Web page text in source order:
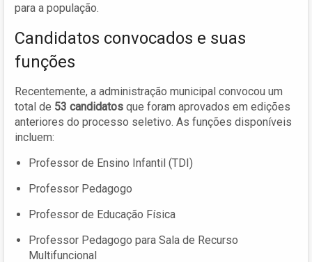
para a população.
Candidatos convocados e suas
funções
Recentemente, a administração municipal convocou um
total de 53 candidatos que foram aprovados em edições
anteriores do processo seletivo. As funções disponíveis
incluem:
Professor de Ensino Infantil (TDI)
Professor Pedagogo
Professor de Educação Física
Professor Pedagogo para Sala de Recurso
Multifuncional